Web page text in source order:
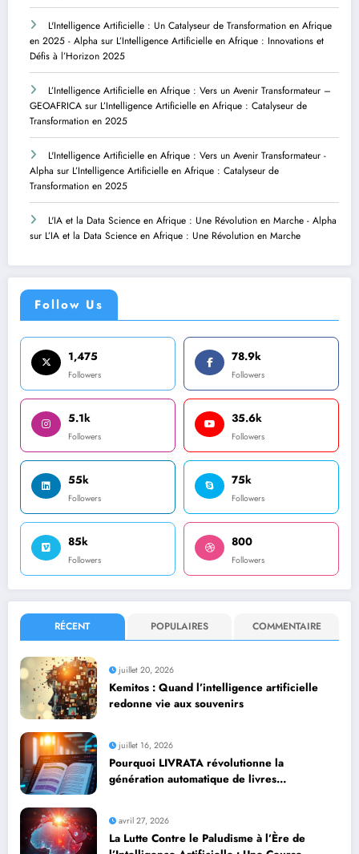
L'Intelligence Artificielle : Un Catalyseur de Transformation en Afrique
en 2025 - Alpha sur L’Intelligence Artificielle en Afrique : Innovations et
Défis à l’Horizon 2025
L’Intelligence Artificielle en Afrique : Vers un Avenir Transformateur –
GEOAFRICA sur L’Intelligence Artificielle en Afrique : Catalyseur de
Transformation en 2025
L'Intelligence Artificielle en Afrique : Vers un Avenir Transformateur -
Alpha sur L’Intelligence Artificielle en Afrique : Catalyseur de
Transformation en 2025
L'IA et la Data Science en Afrique : Une Révolution en Marche - Alpha
sur L’IA et la Data Science en Afrique : Une Révolution en Marche
Follow Us
1,475
Followers
78.9k
Followers
5.1k
Followers
35.6k
Followers
55k
Followers
75k
Followers
85k
Followers
800
Followers
RÉCENT POPULAIRES COMMENTAIRE
juillet 20, 2026
Kemitos : Quand l’intelligence artificielle
redonne vie aux souvenirs
juillet 16, 2026
Pourquoi LIVRATA révolutionne la
génération automatique de livres
avril 27, 2026
La Lutte Contre le Paludisme à l’Ère de